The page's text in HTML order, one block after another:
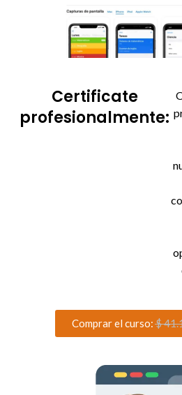
Certificate
profesionalmente:
Comprar el curso:$